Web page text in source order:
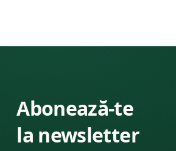
Abonează-te
la newsletter